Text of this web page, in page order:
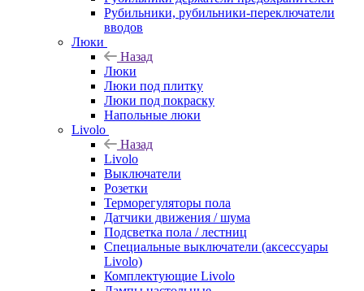
Рубильники, рубильники-переключатели
вводов
Люки
Назад
Люки
Люки под плитку
Люки под покраску
Напольные люки
Livolo
Назад
Livolo
Выключатели
Розетки
Терморегуляторы пола
Датчики движения / шума
Подсветка пола / лестниц
Специальные выключатели (аксессуары
Livolo)
Комплектующие Livolo